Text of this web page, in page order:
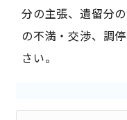
分の主張、遺留分
の不満・交渉、調
さい。